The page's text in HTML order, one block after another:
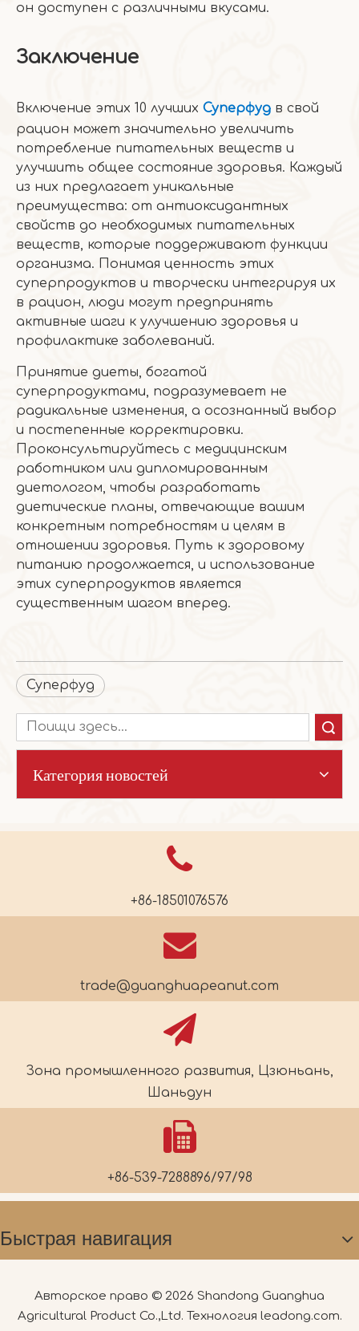
он доступен с различными вкусами.
Заключение
Включение этих 10 лучших Суперфуд в свой
рацион может значительно увеличить
потребление питательных веществ и
улучшить общее состояние здоровья. Каждый
из них предлагает уникальные
преимущества: от антиоксидантных
свойств до необходимых питательных
веществ, которые поддерживают функции
организма. Понимая ценность этих
суперпродуктов и творчески интегрируя их
в рацион, люди могут предпринять
активные шаги к улучшению здоровья и
профилактике заболеваний.
Принятие диеты, богатой
суперпродуктами, подразумевает не
радикальные изменения, а осознанный выбор
и постепенные корректировки.
Проконсультируйтесь с медицинским
работником или дипломированным
диетологом, чтобы разработать
диетические планы, отвечающие вашим
конкретным потребностям и целям в
отношении здоровья. Путь к здоровому
питанию продолжается, и использование
этих суперпродуктов является
существенным шагом вперед.
Суперфуд
Категория новостей
+86-18501076576
trade@guanghuapeanut.com
Зона промышленного развития, Цзюньань,
Шаньдун
+86-539-7288896/97/98
Быстрая навигация
Авторское право © 2026 Shandong Guanghua
Agricultural Product Co.,Ltd. Технология leadong.com.